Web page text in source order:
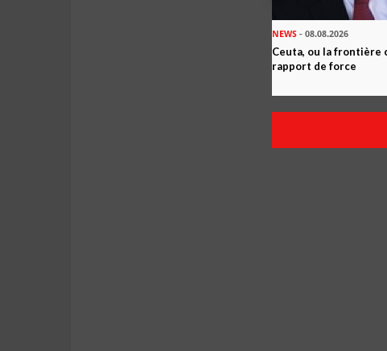
NEWS - 08.08.2026
Ceuta, ou la frontière
rapport de force